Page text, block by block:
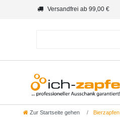
Versandfrei ab 99,00 €
Zur Startseite gehen Bierzapfen